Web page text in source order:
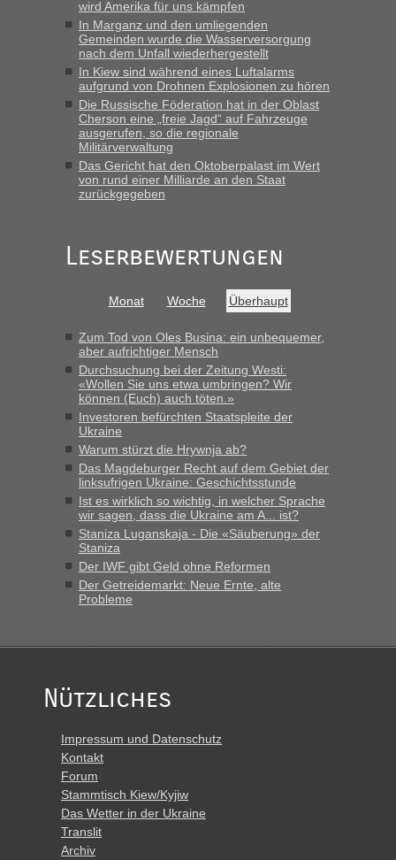
Grenzübergang zwischen Polen und der Ukraine geht es am
schnellsten?
„Wir sind mit unserem Wohnmobil, wie geplant am Montag
15.6. in Krakovets rüber. Sehr zeitig los gegen 5 Uhr in der
Früh. Mit sehr sehr wenig Verkehr, super bis zur Grenze. Nur
8 PKW vor der Schranke....“
Berichte und Reisetipps • Re: An welchem
Grenzübergang zwischen Polen und der Ukraine geht es am
schnellsten?
„Gestern 6 Stunden warten vor der Grenze Richtung Polen
Grenzübergang zwischen Polen und der Ukraine geht es am
„Bin am Montag 15.6.26 um 8 Uhr in Urgyniw ausgereist,
das erste Mal an einem Montagmorgen ca. 15 Fahrzeuge
vor mir, bin sonst der Erste oder Zweite, egal, nach ca 20
Minuten wurde dann die nächste Welle...“
Berichte und Reisetipps • Re: An welchem
Grenzübergang zwischen Polen und der Ukraine geht es am
schnellsten?
„Derzeit, ist es überall sehr voll an den Grenzen Ukraine/
Polen. Zb. Krakovets 100 PKW ca. 10 h Wartezeit. Wollen
Montag rüber, versuchen es sehr früh.“
wird Amerika für uns kämpfen
In Marganz und den umliegenden
Gemeinden wurde die Wasserversorgung
nach dem Unfall wiederhergestellt
In Kiew sind während eines Luftalarms
aufgrund von Drohnen Explosionen zu hören
Die Russische Föderation hat in der Oblast
Cherson eine „freie Jagd“ auf Fahrzeuge
ausgerufen, so die regionale
Militärverwaltung
Das Gericht hat den Oktoberpalast im Wert
von rund einer Milliarde an den Staat
zurückgegeben
Leserbewertungen
Monat Woche Überhaupt
Zum Tod von Oles Busina: ein unbequemer,
aber aufrichtiger Mensch
Durchsuchung bei der Zeitung Westi:
«Wollen Sie uns etwa umbringen? Wir
können (Euch) auch töten.»
Investoren befürchten Staatspleite der
Ukraine
Warum stürzt die Hrywnja ab?
Das Magdeburger Recht auf dem Gebiet der
linksufrigen Ukraine: Geschichtsstunde
Ist es wirklich so wichtig, in welcher Sprache
wir sagen, dass die Ukraine am A... ist?
Staniza Luganskaja - Die «Säuberung» der
Staniza
Der IWF gibt Geld ohne Reformen
Der Getreidemarkt: Neue Ernte, alte
Probleme
Nützliches
Impressum und Datenschutz
Kontakt
Forum
Stammtisch Kiew/Kyjiw
Das Wetter in der Ukraine
Translit
Archiv